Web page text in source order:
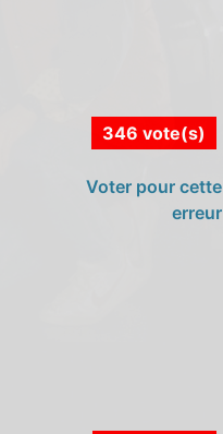
346 vote(s)
Voter pour cette
erreur